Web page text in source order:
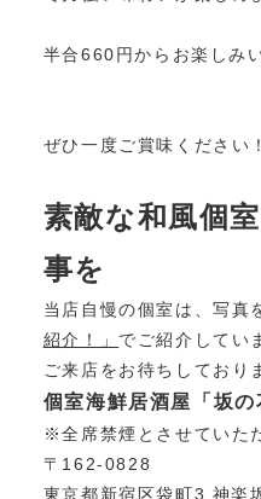
半合660円からお楽しみ
ぜひ一度ご賞味ください！
素敵な和風個
事を
当店自慢の個室は、写真
紹介！」 でご紹介してい
ご来店をお待ちしており
個室海鮮居酒屋「坂の
※全席禁煙とさせていた
〒162-0828
東京都新宿区袋町3 神楽